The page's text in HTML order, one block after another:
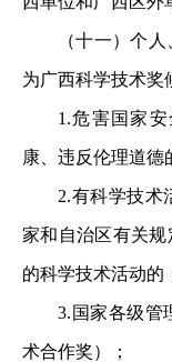
（十一）个
为广西科学技术奖
1.危害国家
康、违反伦理道德
2.有科学技术
家和自治区有关
的科学技术活动的
3. 国家各级管
术合作奖）；